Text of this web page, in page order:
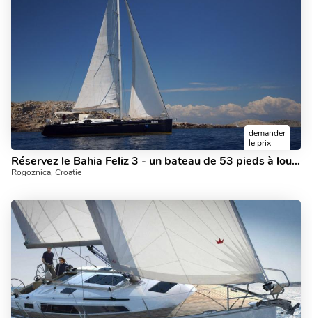
demander
le prix
Réservez le Bahia Feliz 3 - un bateau de 53 pieds à louer à Rogoznica, Croatie. Profitez d'une excellente location de yacht pour 6 personnes.
Rogoznica, Croatie